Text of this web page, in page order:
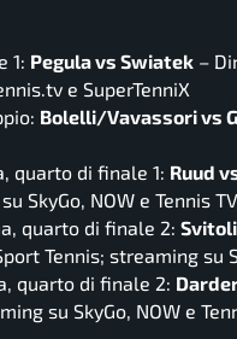
1: Pegula vs Swiatek –
e SuperTenniX
Bolelli/Vavassori vs
quarto di finale 1: Ruud
SkyGo, NOW e Tennis TV
quarto di finale 2:
Tennis; streaming su
quarto di finale 2:
su SkyGo, NOW e